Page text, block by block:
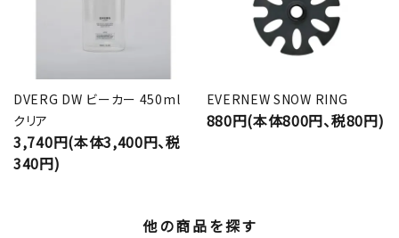
DVERG DW ビーカー 450ml
クリア
3,740円(本体3,400円、税
340円)
EVERNEW SNOW RING
880円(本体800円、税80円)
他の商品を探す